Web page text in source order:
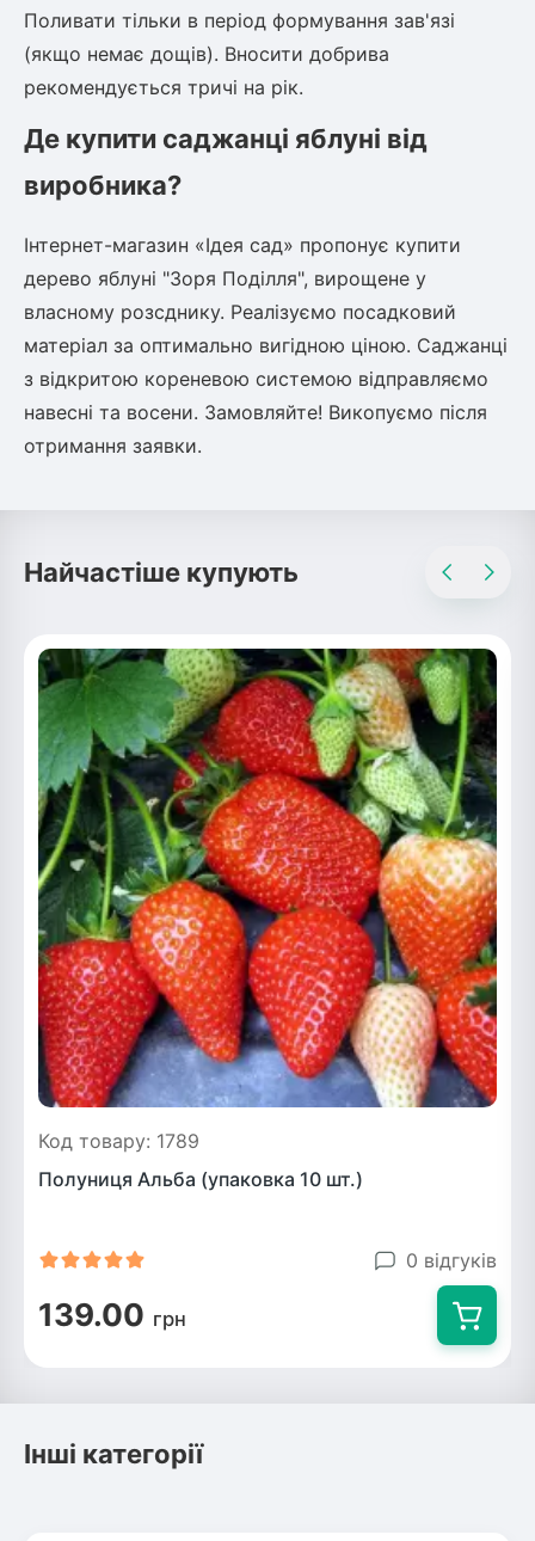
Поливати тільки в період формування зав'язі
(якщо немає дощів). Вносити добрива
рекомендується тричі на рік.
Де купити саджанці яблуні від
виробника?
Інтернет-магазин «Ідея сад» пропонує купити
дерево яблуні "Зоря Поділля", вирощене у
власному розсднику. Реалізуємо посадковий
матеріал за оптимально вигідною ціною. Саджанці
з відкритою кореневою системою відправляємо
навесні та восени. Замовляйте! Викопуємо після
отримання заявки.
Найчастіше купують
Код товару: 1789
Полуниця Альба (упаковка 10 шт.)
0 відгуків
139.00 грн
Інші категорії